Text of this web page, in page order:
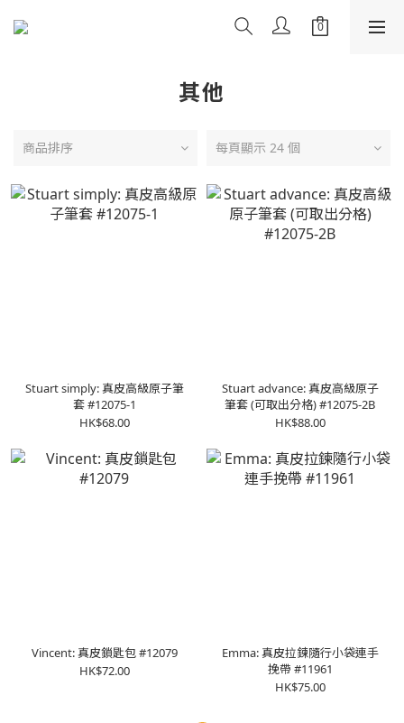
其他
商品排序 每頁顯示 24 個
Stuart simply: 真皮高級原子筆
套 #12075-1
HK$68.00
Stuart advance: 真皮高級原子
筆套 (可取出分格) #12075-2B
HK$88.00
Vincent: 真皮鎖匙包 #12079
HK$72.00
Emma: 真皮拉鍊隨行小袋連手
挽帶 #11961
HK$75.00